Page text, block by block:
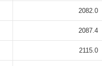
2082.0
2087.4
2115.0